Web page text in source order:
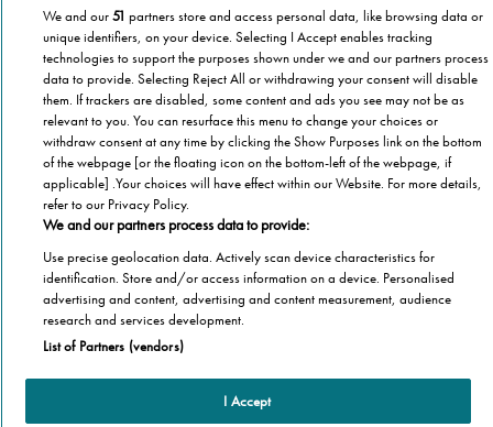
Republikové pokrytí
Ať už bydlíte v České republice kdekoliv, společnost
Stannah je tu, aby vám pomohla.
1 000 000 schodišťových výtahů
Společnost Stannah instalovala již více než 1 000 000
schodišťových výtahů
Produkty
We and our51 partners store and access personal data, like browsing data or
unique identifiers, on your device. Selecting I Accept enables tracking
technologies to support the purposes shown under we and our partners process
data to provide. Selecting Reject All or withdrawing your consent will disable
them. If trackers are disabled, some content and ads you see may not be as
relevant to you. You can resurface this menu to change your choices or
withdraw consent at any time by clicking the Show Purposes link on the bottom
of the webpage [or the floating icon on the bottom-left of the webpage, if
applicable] .Your choices will have effect within our Website. For more details,
refer to our Privacy Policy.
We and our partners process data to provide:
Use precise geolocation data. Actively scan device characteristics for
identification. Store and/or access information on a device. Personalised
advertising and content, advertising and content measurement, audience
research and services development.
List of Partners (vendors)
I Accept